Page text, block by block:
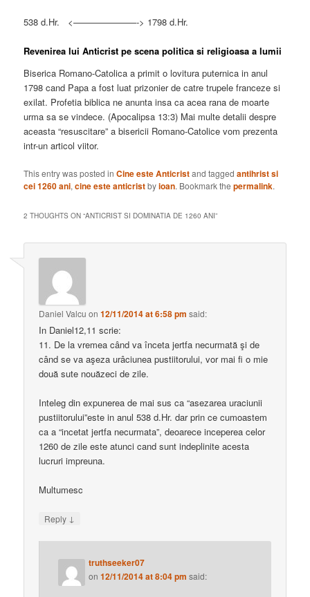
538 d.Hr. <———————-> 1798 d.Hr.
Revenirea lui Anticrist pe scena politica si religioasa a lumii
Biserica Romano-Catolica a primit o lovitura puternica in anul
1798 cand Papa a fost luat prizonier de catre trupele franceze si
exilat. Profetia biblica ne anunta insa ca acea rana de moarte
urma sa se vindece. (Apocalipsa 13:3) Mai multe detalii despre
aceasta “resuscitare” a bisericii Romano-Catolice vom prezenta
intr-un articol viitor.
This entry was posted inCine este Anticristand taggedantihrist si
cei 1260 ani,cine este anticristbyioan. Bookmark thepermalink.
2 THOUGHTS ON “ANTICRIST SI DOMINATIA DE 1260 ANI”
Daniel Valcu on12/11/2014 at 6:58 pm said:
In Daniel12,11 scrie:
11. De la vremea când va înceta jertfa necurmată şi de
când se va aşeza urâciunea pustiitorului, vor mai fi o mie
două sute nouăzeci de zile.
Inteleg din expunerea de mai sus ca “asezarea uraciunii
pustiitorului”este in anul 538 d.Hr. dar prin ce cumoastem
ca a “incetat jertfa necurmata”, deoarece inceperea celor
1260 de zile este atunci cand sunt indeplinite acesta
lucruri impreuna.
Multumesc
Reply ↓
truthseeker07
on12/11/2014 at 8:04 pm said: